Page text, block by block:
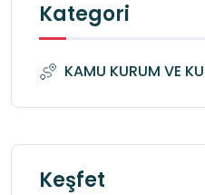
Kategori
KAMU KURUM VE
Keşfet